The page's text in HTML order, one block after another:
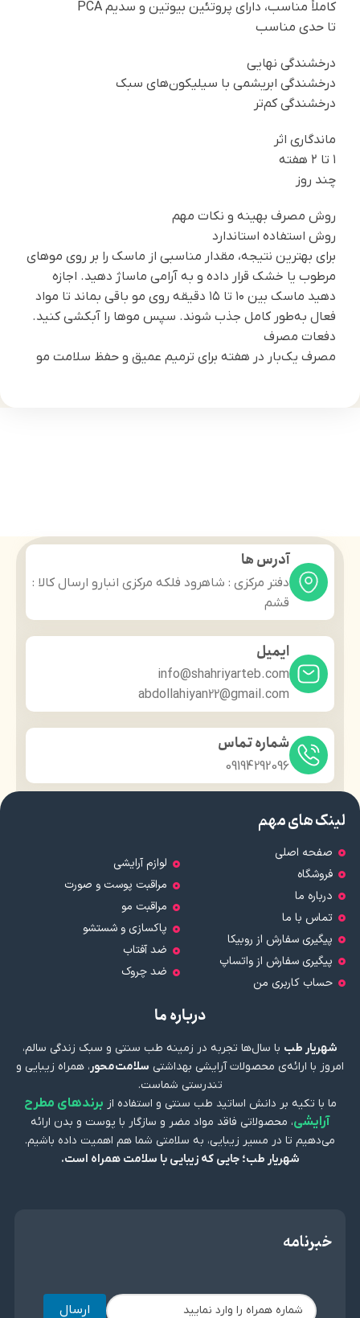
کاملاً مناسب، دارای پروتئین بیوتین و سدیم PCA
تا حدی مناسب
درخشندگی نهایی
درخشندگی ابریشمی با سیلیکون‌های سبک
درخشندگی کم‌تر
ماندگاری اثر
۱ تا ۲ هفته
چند روز
روش مصرف بهینه و نکات مهم
روش استفاده استاندارد
برای بهترین نتیجه، مقدار مناسبی از ماسک را بر روی موهای
مرطوب یا خشک قرار داده و به آرامی ماساژ دهید. اجازه
دهید ماسک بین ۱۰ تا ۱۵ دقیقه روی مو باقی بماند تا مواد
فعال به‌طور کامل جذب شوند. سپس موها را آبکشی کنید.
دفعات مصرف
مصرف یک‌بار در هفته برای ترمیم عمیق و حفظ سلامت مو
آدرس ها
دفتر مرکزی : شاهرود فلکه مرکزی انبارو ارسال کالا :
قشم
ایمیل
info@shahriyarteb.com
abdollahiyan22@gmail.com
شماره تماس
09194292096
لینک های مهم
صفحه اصلی
فروشگاه
درباره ما
تماس با ما
پیگیری سفارش از روبیکا
پیگیری سفارش از واتساپ
حساب کاربری من
لوازم آرایشی
مراقبت پوست و صورت
مراقبت مو
پاکسازی و شستشو
ضد آفتاب
ضد چروک
درباره ما
شهریار طب با سال‌ها تجربه در زمینه طب سنتی و سبک زندگی سالم،
امروز با ارائه‌ی محصولات آرایشی بهداشتی سلامت‌محور، همراه زیبایی و
تندرستی شماست.
ما با تکیه بر دانش اساتید طب سنتی و استفاده از برندهای مطرح
آرایشی، محصولاتی فاقد مواد مضر و سازگار با پوست و بدن ارائه
می‌دهیم تا در مسیر زیبایی، به سلامتی شما هم اهمیت داده باشیم.
شهریار طب؛ جایی که زیبایی با سلامت همراه است.
خبرنامه
ارسال